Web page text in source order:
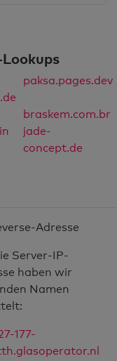
paksa.pages.dev
braskem.com.br
jade-
concept.de
Adresse
Server-IP-
haben wir
Namen
177-